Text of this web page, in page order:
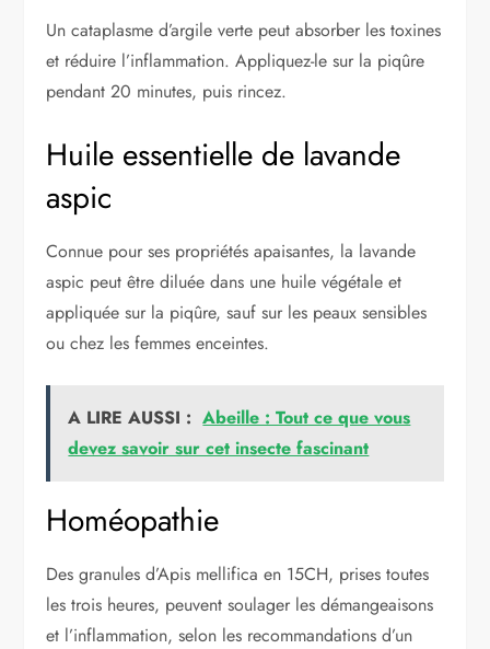
Un cataplasme d’argile verte peut absorber les toxines
et réduire l’inflammation. Appliquez-le sur la piqûre
pendant 20 minutes, puis rincez.
Huile essentielle de lavande
aspic
Connue pour ses propriétés apaisantes, la lavande
aspic peut être diluée dans une huile végétale et
appliquée sur la piqûre, sauf sur les peaux sensibles
ou chez les femmes enceintes.
A LIRE AUSSI : Abeille : Tout ce que vous
devez savoir sur cet insecte fascinant
Homéopathie
Des granules d’Apis mellifica en 15CH, prises toutes
les trois heures, peuvent soulager les démangeaisons
et l’inflammation, selon les recommandations d’un